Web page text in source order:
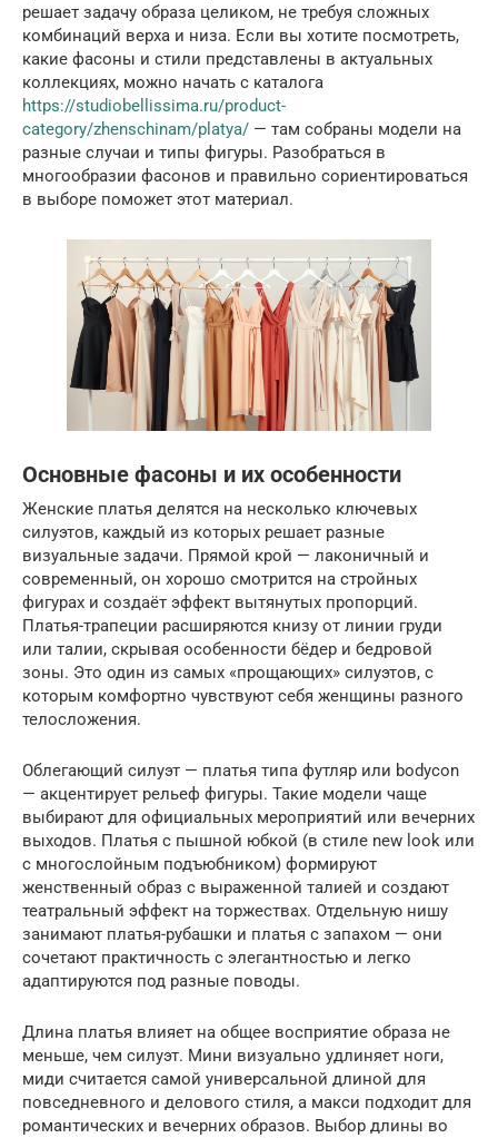
решает задачу образа целиком, не требуя сложных
комбинаций верха и низа. Если вы хотите посмотреть,
какие фасоны и стили представлены в актуальных
коллекциях, можно начать с каталога
https://studiobellissima.ru/product-
category/zhenschinam/platya/ — там собраны модели на
разные случаи и типы фигуры. Разобраться в
многообразии фасонов и правильно сориентироваться
в выборе поможет этот материал.
Основные фасоны и их особенности
Женские платья делятся на несколько ключевых
силуэтов, каждый из которых решает разные
визуальные задачи. Прямой крой — лаконичный и
современный, он хорошо смотрится на стройных
фигурах и создаёт эффект вытянутых пропорций.
Платья-трапеции расширяются книзу от линии груди
или талии, скрывая особенности бёдер и бедровой
зоны. Это один из самых «прощающих» силуэтов, с
которым комфортно чувствуют себя женщины разного
телосложения.
Облегающий силуэт — платья типа футляр или bodycon
— акцентирует рельеф фигуры. Такие модели чаще
выбирают для официальных мероприятий или вечерних
выходов. Платья с пышной юбкой (в стиле new look или
с многослойным подъюбником) формируют
женственный образ с выраженной талией и создают
театральный эффект на торжествах. Отдельную нишу
занимают платья-рубашки и платья с запахом — они
сочетают практичность с элегантностью и легко
адаптируются под разные поводы.
Длина платья влияет на общее восприятие образа не
меньше, чем силуэт. Мини визуально удлиняет ноги,
миди считается самой универсальной длиной для
повседневного и делового стиля, а макси подходит для
романтических и вечерних образов. Выбор длины во